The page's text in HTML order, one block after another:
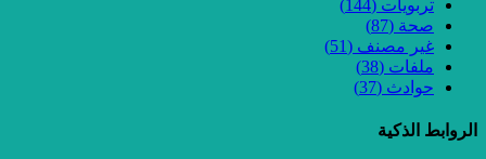
تربويات (144)
صحة (87)
غير مصنف (51)
ملفات (38)
حوادث (37)
الروابط الذكية